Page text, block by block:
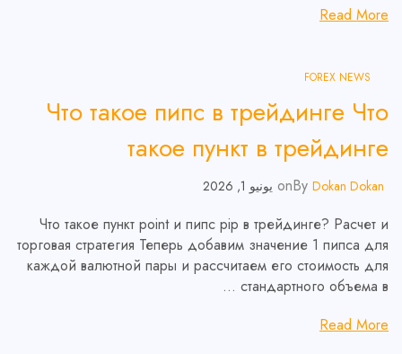
Read More
FOREX NEWS
Что такое пипс в трейдинге Что
такое пункт в трейдинге
By Dokan Dokan
on يونيو 1, 2026
Что такое пункт point и пипс pip в трейдинге? Расчет и
торговая стратегия Теперь добавим значение 1 пипса для
каждой валютной пары и рассчитаем его стоимость для
стандартного объема в …
Read More